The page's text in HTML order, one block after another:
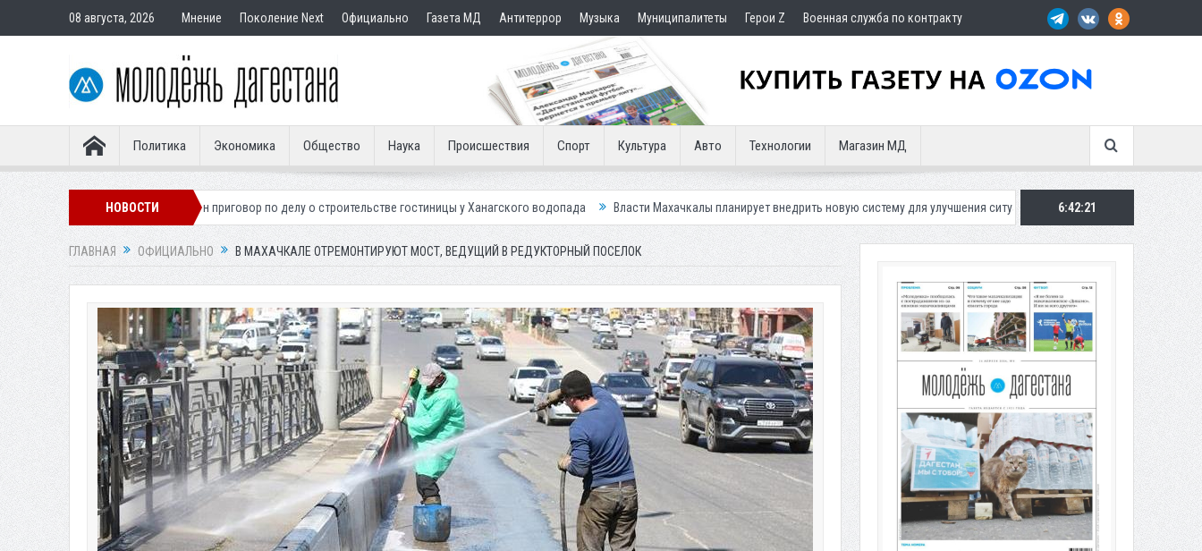
08 августа, 2026 Мнение Поколение Next Официально Газета МД Антитеррор Музыка Муниципалитеты Герои Z Военная служба по контракту
Политика Экономика Общество Наука Происшествия Спорт Культура Авто Технологии Магазин МД
НОВОСТИ
Вынесен приговор по делу о строительстве гостиницы у Ханагского водопада Власти Махачкалы планирует внедрить новую систему для улучшения ситуации с парковками Махачкалинское «Динамо»
6:42:23
ГЛАВНАЯ ОФИЦИАЛЬНО В МАХАЧКАЛЕ ОТРЕМОНТИРУЮТ МОСТ, ВЕДУЩИЙ В РЕДУКТОРНЫЙ ПОСЕЛОК